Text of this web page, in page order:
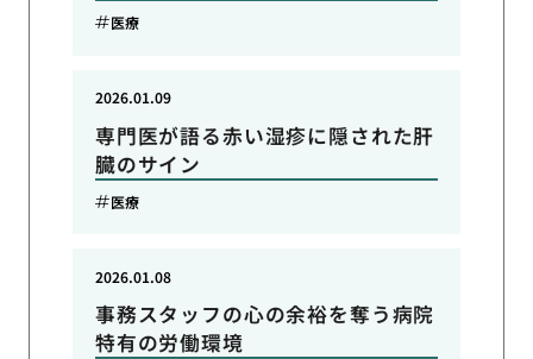
医療
専門医が語る赤い湿疹に隠された肝
臓のサイン
2026.01.09
医療
事務スタッフの心の余裕を奪う病院
特有の労働環境
2026.01.08